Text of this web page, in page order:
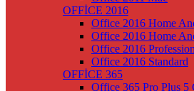
OFFİCE 2016
Office 2016 Home
Office 2016 Home
Office 2016
Office 2016 Standard
OFFİCE 365
Office 365 Pro Plus 5